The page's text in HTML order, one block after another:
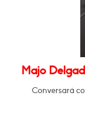
Majo
Conversará